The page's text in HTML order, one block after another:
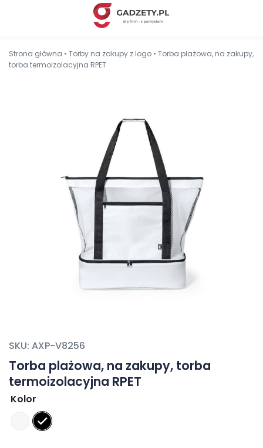
Strona główna • Torby na zakupy z logo • Torba plażowa, na zakupy,
torba termoizolacyjna RPET
Torba plażowa, na zakupy, torba
termoizolacyjna RPET
SKU: AXP-V8256
Kolor